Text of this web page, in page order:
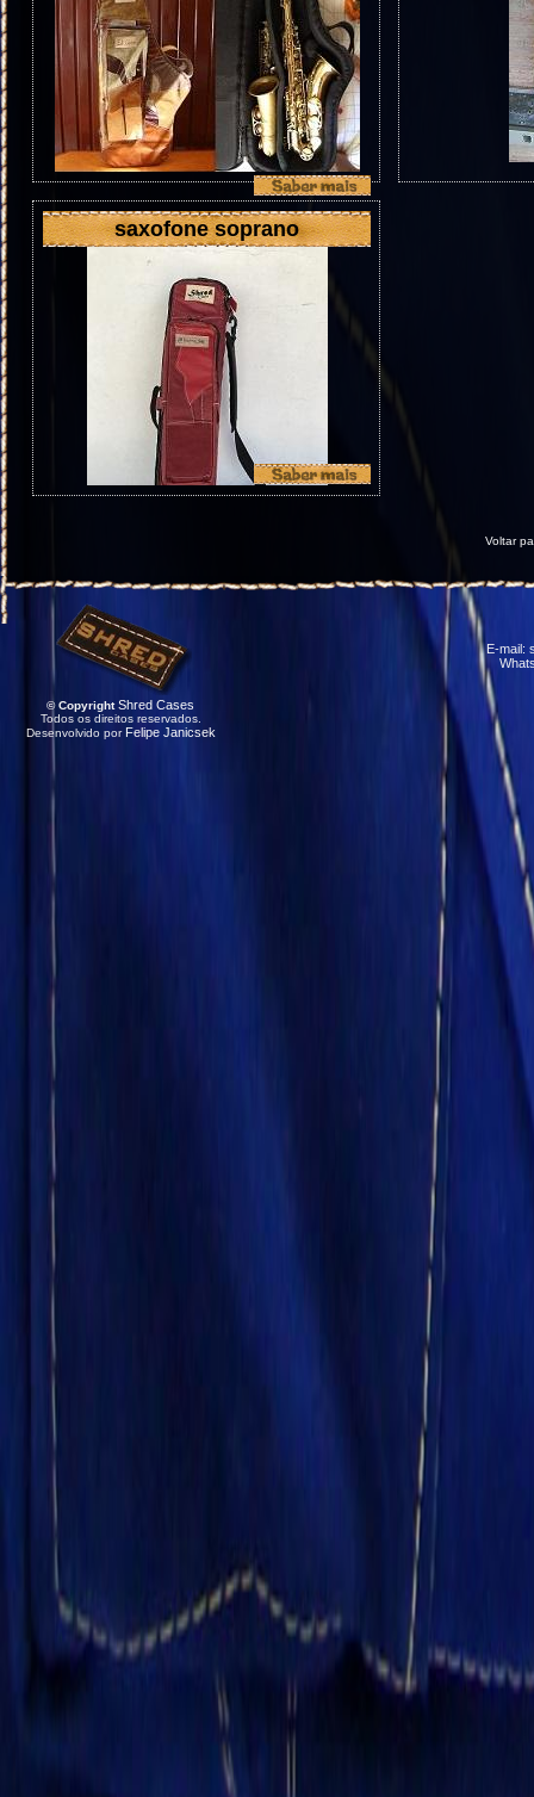
saxofone soprano
Voltar
© CopyrightShred Cases
Todos os direitos reservados.
Desenvolvido por Felipe Janicsek
E-mail: